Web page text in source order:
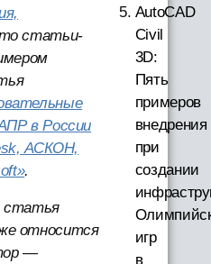
статьи-
в России
АСКОН,
.
статья
относится
—
AutoCAD
Civil
3D:
Пять
примеров
внедрения
при
создании
игр
в